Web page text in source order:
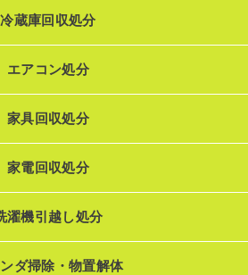
冷蔵庫回収処分
エアコン処分
家具回収処分
家電回収処分
濯機引越し処分
ダ掃除・物置解体